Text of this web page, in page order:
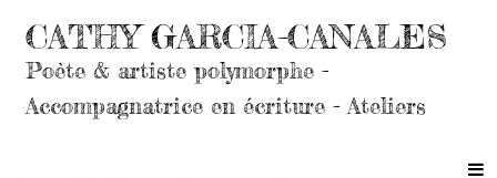
CATHY GARCIA-CANALES
Poète & artiste polymorphe -
Accompagnatrice en écriture - Ateliers